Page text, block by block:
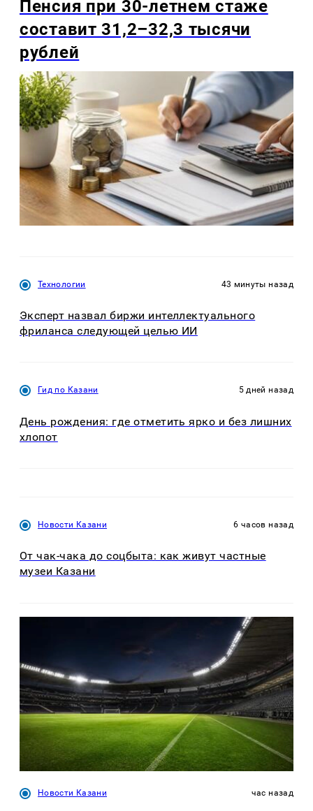
Пенсия при 30-летнем стаже
составит 31,2–32,3 тысячи
рублей
Технологии 43 минуты назад
Эксперт назвал биржи интеллектуального
фриланса следующей целью ИИ
Гид по Казани 5 дней назад
День рождения: где отметить ярко и без лишних
хлопот
Новости Казани 6 часов назад
От чак-чака до соцбыта: как живут частные
музеи Казани
Новости Казани час назад